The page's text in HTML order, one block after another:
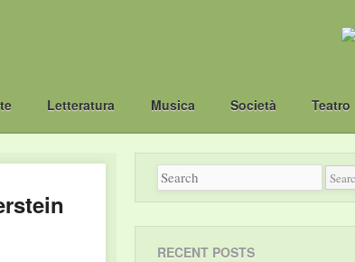
Letteratura Musica Società Teatro
RECENT POSTS